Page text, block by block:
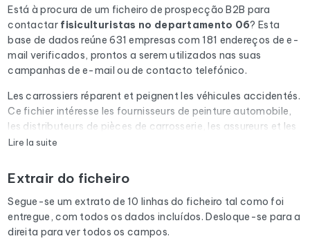
Está à procura de um ficheiro de prospecção B2B para
contactar fisiculturistas no departamento 06? Esta
base de dados reúne 631 empresas com 181 endereços de e-
mail verificados, prontos a serem utilizados nas suas
campanhas de e-mail ou de contacto telefónico.
Les carrossiers réparent et peignent les véhicules accidentés.
Ce fichier intéresse les fournisseurs de peinture automobile,
les distributeurs de pièces de carrosserie, les assureurs et les
experts automobiles.
automática através do Cleanmylist.email antes de ser
incluído. Os endereços inválidos, as caixas de correio cheias
e os domínios expirados são removidos. Resultado: uma
baixa taxa de rejeição e campanhas que chegam à caixa de
Lire la suite
Extrair do ficheiro
Segue-se um extrato de 10 linhas do ficheiro tal como foi
entregue, com todos os dados incluídos. Desloque-se para a
direita para ver todos os campos.